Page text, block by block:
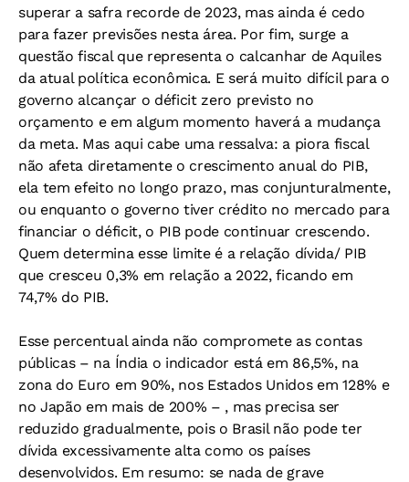
superar a safra recorde de 2023, mas ainda é cedo
para fazer previsões nesta área. Por fim, surge a
questão fiscal que representa o calcanhar de Aquiles
da atual política econômica. E será muito difícil para o
governo alcançar o déficit zero previsto no
orçamento e em algum momento haverá a mudança
da meta. Mas aqui cabe uma ressalva: a piora fiscal
não afeta diretamente o crescimento anual do PIB,
ela tem efeito no longo prazo, mas conjunturalmente,
ou enquanto o governo tiver crédito no mercado para
financiar o déficit, o PIB pode continuar crescendo.
Quem determina esse limite é a relação dívida/ PIB
que cresceu 0,3% em relação a 2022, ficando em
74,7% do PIB.
Esse percentual ainda não compromete as contas
públicas – na Índia o indicador está em 86,5%, na
zona do Euro em 90%, nos Estados Unidos em 128% e
no Japão em mais de 200% – , mas precisa ser
reduzido gradualmente, pois o Brasil não pode ter
dívida excessivamente alta como os países
desenvolvidos. Em resumo: se nada de grave